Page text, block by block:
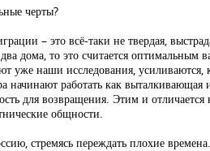
черты?
– это всё-таки не твердая,
дома, то это считается
уже наши исследования,
начинают работать как
для возвращения. Этим и
общности.
стремясь переждать плохие